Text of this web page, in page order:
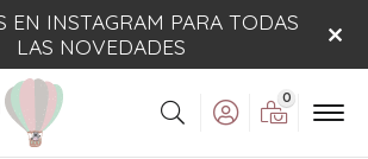
EN INSTAGRAM PARA TODAS
LAS NOVEDADES
Buscar
0